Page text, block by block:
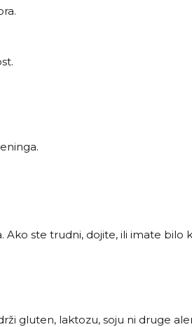
ste trudni, dojite, ili imate bilo
gluten, laktozu, soju ni druge